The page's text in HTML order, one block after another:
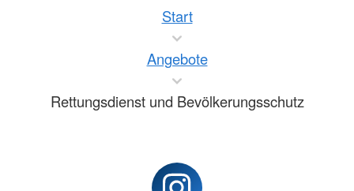
Start
Angebote
Rettungsdienst und Bevölkerungsschutz